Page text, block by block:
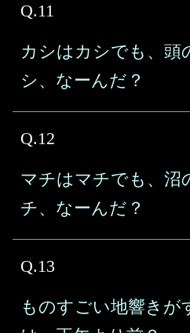
Q.11
カシはカシでも、頭
シ、なーんだ？
Q.12
マチはマチでも、沼
チ、なーんだ？
Q.13
ものすごい地響きが